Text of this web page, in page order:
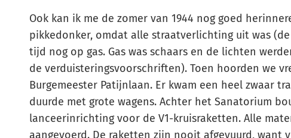
Ook kan ik me de zomer van 1944 nog goed
pikkedonker, omdat alle straatverlichting uit was
tijd nog op gas. Gas was schaars en de lichten
de verduisteringsvoorschriften). Toen hoorden we
Burgemeester Patijnlaan. Er kwam een heel zwaar
duurde met grote wagens. Achter het Sanatorium
lanceerinrichting voor de V1-kruisraketten. Alle
aangevoerd. De raketten zijn nooit afgevuurd, want